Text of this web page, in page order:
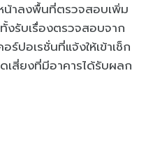
น้าลงพื้นที่ตรวจสอบเพิ่ม
งรับเรื่องตรวจสอบจาก
ปอเรชั่นที่แจ้งให้เข้าเช็ก
เสี่ยงที่มีอาคารได้รับผลก